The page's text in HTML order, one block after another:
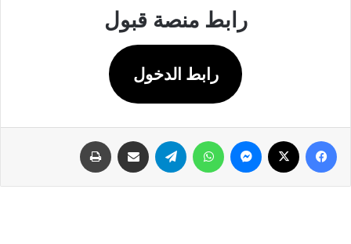
رابط منصة قبول
رابط الدخول
فيسبوك ماسنجر واتساب تيلقرام مشاركة عبر البريد